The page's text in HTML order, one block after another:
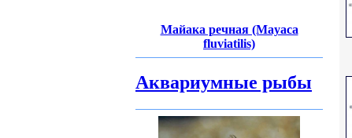
Майака речная (Mayaca
fluviatilis)
Аквариумные рыбы